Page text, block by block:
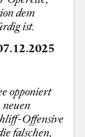
dem
ist.
opponiert
Offensive
falschen,